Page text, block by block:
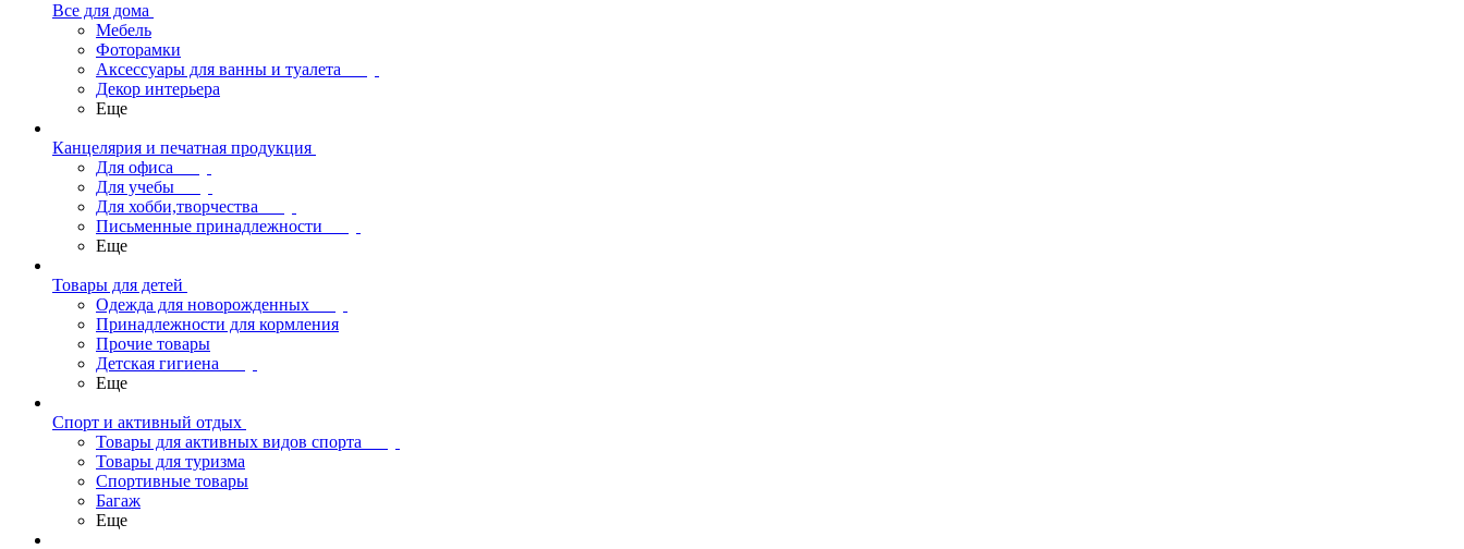
Все для дома
Мебель
Фоторамки
Аксессуары для ванны и туалета
Декор интерьера
Еще
Канцелярия и печатная продукция
Для офиса
Для учебы
Для хобби,творчества
Письменные принадлежности
Еще
Товары для детей
Одежда для новорожденных
Принадлежности для кормления
Прочие товары
Детская гигиена
Еще
Спорт и активный отдых
Товары для активных видов спорта
Товары для туризма
Спортивные товары
Багаж
Еще